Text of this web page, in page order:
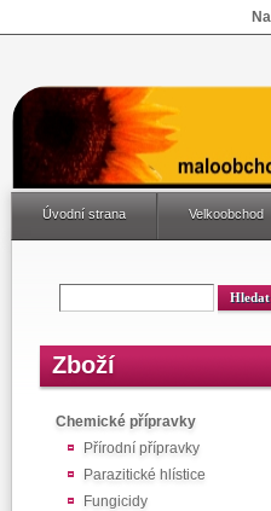
Úvodní strana Velkoobchod
Zboží
Chemické přípravky
Přírodní přípravky
Parazitické hlístice
Fungicidy